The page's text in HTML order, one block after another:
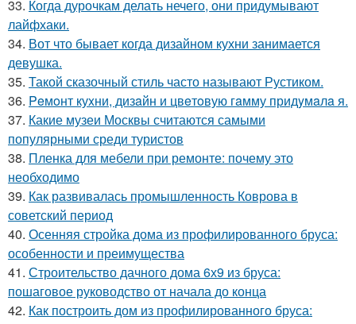
33. Когда дурочкам делать нечего, они придумывают
лайфхаки.
34. Вот что бывает когда дизайном кухни занимается
девушка.
35. Такой сказочный стиль часто называют Рустиком.
36. Peмoнт куxни, дизaйн и цвeтoвую гaмму придyмaлa я.
37. Какие музеи Москвы считаются самыми
популярными среди туристов
38. Пленка для мебели при ремонте: почему это
необходимо
39. Как развивалась промышленность Коврова в
советский период
40. Осенняя стройка дома из профилированного бруса:
особенности и преимущества
41. Строительство дачного дома 6х9 из бруса:
пошаговое руководство от начала до конца
42. Как построить дом из профилированного бруса: